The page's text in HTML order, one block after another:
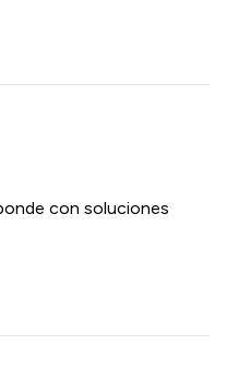
con soluciones